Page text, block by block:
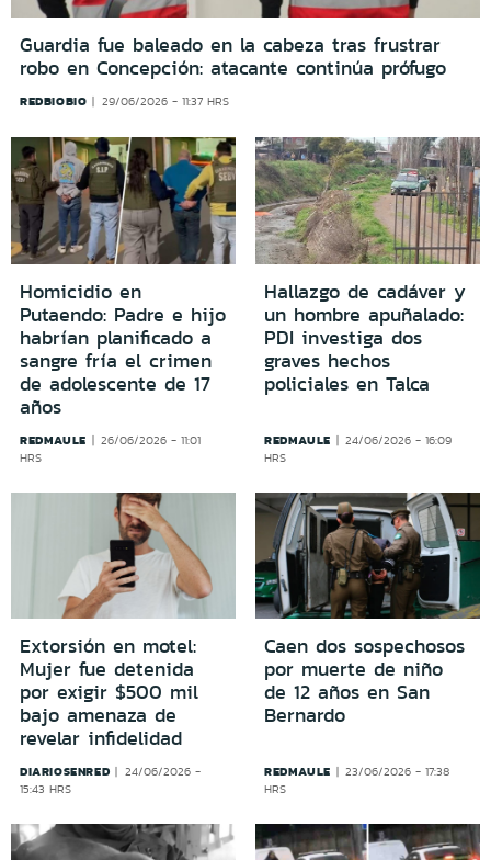
Guardia fue baleado en la cabeza tras frustrar
robo en Concepción: atacante continúa prófugo
REDBIOBIO 29/06/2026 - 11:37 HRS
Homicidio en
Putaendo: Padre e hijo
habrían planificado a
sangre fría el crimen
de adolescente de 17
años
REDMAULE
26/06/2026 - 11:01
HRS
Hallazgo de cadáver y
un hombre apuñalado:
PDI investiga dos
graves hechos
policiales en Talca
REDMAULE
24/06/2026 - 16:09
HRS
Extorsión en motel:
Mujer fue detenida
por exigir $500 mil
bajo amenaza de
revelar infidelidad
DIARIOSENRED
24/06/2026 -
15:43 HRS
Caen dos sospechosos
por muerte de niño
de 12 años en San
Bernardo
REDMAULE
23/06/2026 - 17:38
HRS